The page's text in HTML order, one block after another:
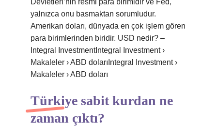
Devletleri’nin resmi para birimidir ve Fed,
yalnızca onu basmaktan sorumludur.
Amerikan doları, dünyada en çok işlem gören
para birimlerinden biridir. USD nedir? –
Integral InvestmentIntegral Investment ›
Makaleler › ABD dolarıIntegral Investment ›
Makaleler › ABD doları
Türkiye sabit kurdan ne
zaman çıktı?